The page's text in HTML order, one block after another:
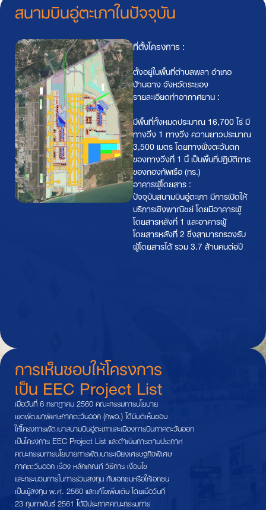
สนามบินอู่ตะเภาในปัจจุบัน
ที่ตั้งโครงการ :
ตั้งอยู่ในพื้นที่ตำบลพลา อำเภอ
บ้านฉาง จังหวัดระยอง
รายละเอียดท่าอากาศยาน :
มีพื้นที่ทั้งหมดประมาณ 16,700 ไร่ มี
ทางวิ่ง 1 ทางวิ่ง ความยาวประมาณ
3,500 เมตร โดยทางฝั่งตะวันตก
ของทางวิ่งที่ 1 นี้ เป็นพื้นที่ปฏิบัติการ
ของกองทัพเรือ (ทร.)
อาคารผู้โดยสาร :
ปัจจุบันสนามบินอู่ตะเภา มีการเปิดให้
บริการเชิงพาณิชย์ โดยมีอาคารผู้
โดยสารหลังที่ 1 และอาคารผู้
โดยสารหลังที่ 2 ซึ่งสามารถรองรับ
ผู้โดยสารได้ รวม 3.7 ล้านคนต่อปี
การเห็นชอบให้โครงการ
เป็น EEC Project List
เมื่อวันที่ 6 กรกฎาคม 2560 คณะกรรมการนโยบาย
เขตพัฒนาพิเศษภาคตะวันออก (กพอ.) ได้มีมติเห็นชอบ
ให้โครงการพัฒนาสนามบินอู่ตะเภาและเมืองการบินภาคตะวันออก
เป็นโครงการ EEC Project List และดำเนินการตามประกาศ
คณะกรรมการนโยบายการพัฒนาระเบียงเศรษฐกิจพิเศษ
ภาคตะวันออก เรื่อง หลักเกณฑ์ วิธีการ เงื่อนไข
และกระบวนการในการร่วมลงทุน กับเอกชนหรือให้เอกชน
เป็นผู้ลงทุน พ.ศ. 2560 และแก้ไขเพิ่มเติม โดยเมื่อวันที่
23 กุมภาพันธ์ 2561 ได้มีประกาศคณะกรรมการ